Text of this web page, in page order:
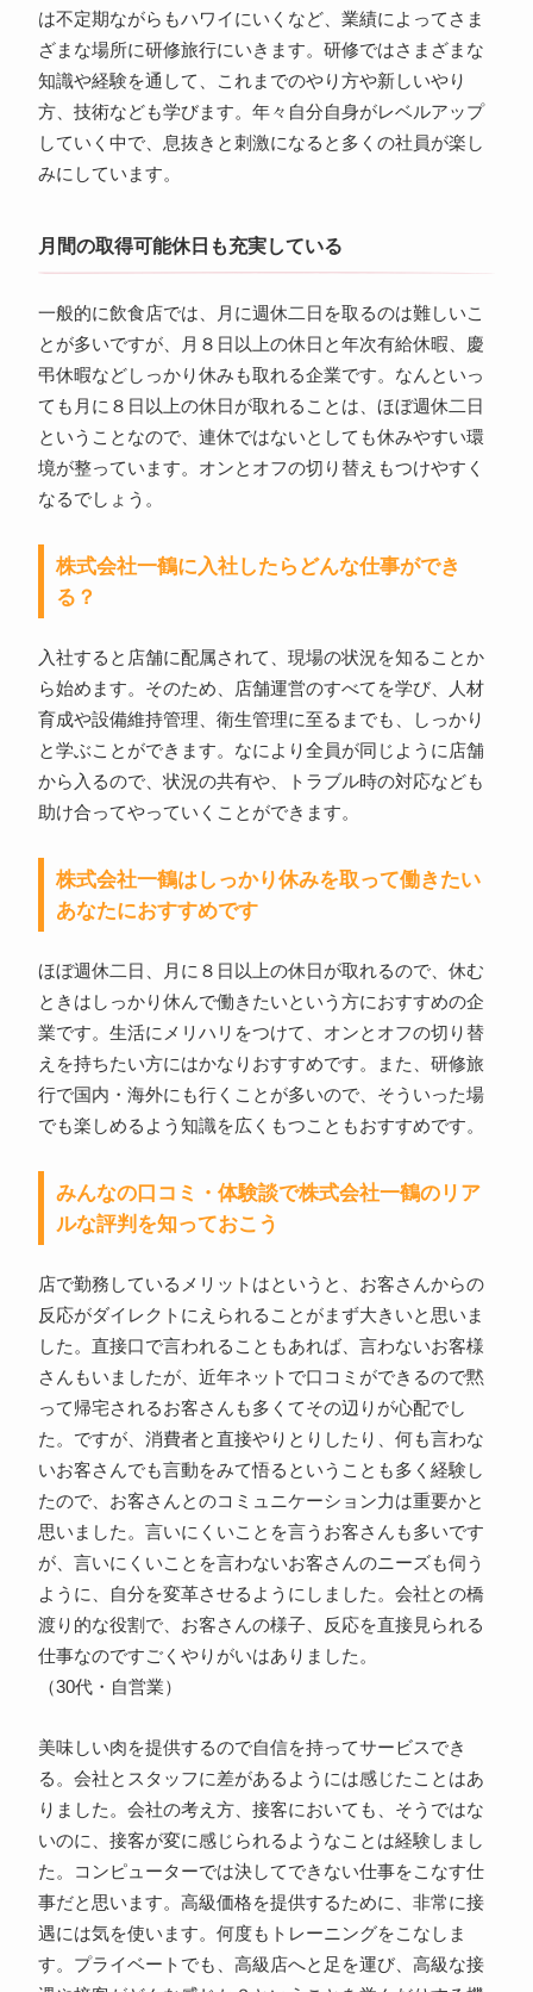
は不定期ながらもハワイにいくなど、業績によってさま
ざまな場所に研修旅行にいきます。研修ではさまざまな
知識や経験を通して、これまでのやり方や新しいやり
方、技術なども学びます。年々自分自身がレベルアップ
していく中で、息抜きと刺激になると多くの社員が楽し
みにしています。
月間の取得可能休日も充実している
一般的に飲食店では、月に週休二日を取るのは難しいこ
とが多いですが、月８日以上の休日と年次有給休暇、慶
弔休暇などしっかり休みも取れる企業です。なんといっ
ても月に８日以上の休日が取れることは、ほぼ週休二日
ということなので、連休ではないとしても休みやすい環
境が整っています。オンとオフの切り替えもつけやすく
なるでしょう。
株式会社一鶴に入社したらどんな仕事ができ
る？
入社すると店舗に配属されて、現場の状況を知ることか
ら始めます。そのため、店舗運営のすべてを学び、人材
育成や設備維持管理、衛生管理に至るまでも、しっかり
と学ぶことができます。なにより全員が同じように店舗
から入るので、状況の共有や、トラブル時の対応なども
助け合ってやっていくことができます。
株式会社一鶴はしっかり休みを取って働きたい
あなたにおすすめです
ほぼ週休二日、月に８日以上の休日が取れるので、休む
ときはしっかり休んで働きたいという方におすすめの企
業です。生活にメリハリをつけて、オンとオフの切り替
えを持ちたい方にはかなりおすすめです。また、研修旅
行で国内・海外にも行くことが多いので、そういった場
でも楽しめるよう知識を広くもつこともおすすめです。
みんなの口コミ・体験談で株式会社一鶴のリア
ルな評判を知っておこう
店で勤務しているメリットはというと、お客さんからの
反応がダイレクトにえられることがまず大きいと思いま
した。直接口で言われることもあれば、言わないお客様
さんもいましたが、近年ネットで口コミができるので黙
って帰宅されるお客さんも多くてその辺りが心配でし
た。ですが、消費者と直接やりとりしたり、何も言わな
いお客さんでも言動をみて悟るということも多く経験し
たので、お客さんとのコミュニケーション力は重要かと
思いました。言いにくいことを言うお客さんも多いです
が、言いにくいことを言わないお客さんのニーズも伺う
ように、自分を変革させるようにしました。会社との橋
渡り的な役割で、お客さんの様子、反応を直接見られる
仕事なのですごくやりがいはありました。
（30代・自営業）
美味しい肉を提供するので自信を持ってサービスでき
る。会社とスタッフに差があるようには感じたことはあ
りました。会社の考え方、接客においても、そうではな
いのに、接客が変に感じられるようなことは経験しまし
た。コンピューターでは決してできない仕事をこなす仕
事だと思います。高級価格を提供するために、非常に接
遇には気を使います。何度もトレーニングをこなしま
す。プライベートでも、高級店へと足を運び、高級な接